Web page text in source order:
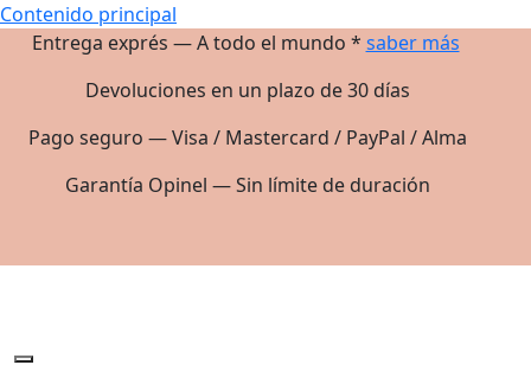
Contenido principal
Entrega exprés — A todo el mundo * saber más
Devoluciones en un plazo de 30 días
Pago seguro — Visa / Mastercard / PayPal / Alma
Garantía Opinel — Sin límite de duración